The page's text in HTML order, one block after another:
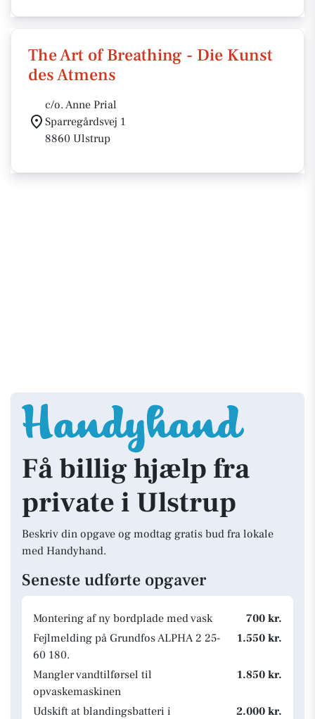
The Art of Breathing - Die Kunst
des Atmens
c/o. Anne Prial
Sparregårdsvej 1
8860 Ulstrup
Få billig hjælp fra
private i Ulstrup
Beskriv din opgave og modtag gratis bud fra lokale
med Handyhand.
Seneste udførte opgaver
Montering af ny bordplade med vask
700 kr.
Fejlmelding på Grundfos ALPHA 2 25-
60 180.
1.550 kr.
Mangler vandtilførsel til
opvaskemaskinen
1.850 kr.
Udskift at blandingsbatteri i
2.000 kr.